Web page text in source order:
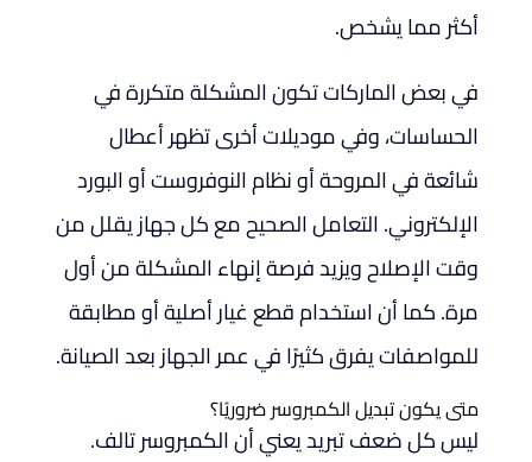
أكثر مما يشخص.
في بعض الماركات تكون المشكلة متكررة في
الحساسات، وفي موديلات أخرى تظهر أعطال
شائعة في المروحة أو نظام النوفروست أو البورد
الإلكتروني. التعامل الصحيح مع كل جهاز يقلل من
وقت الإصلاح ويزيد فرصة إنهاء المشكلة من أول
مرة. كما أن استخدام قطع غيار أصلية أو مطابقة
للمواصفات يفرق كثيرًا في عمر الجهاز بعد الصيانة.
متى يكون تبديل الكمبروسر ضروريًا؟
ليس كل ضعف تبريد يعني أن الكمبروسر تالف.